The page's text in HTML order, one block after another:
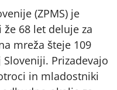
(ZPMS) je
68 let deluje za
mreža šteje 109
Prizadevajo
in mladostniki